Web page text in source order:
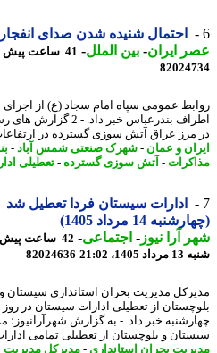
احتمال شنیده شدن صدای انفجار
ایران- بین الملل-41 ساعت پیش - سه شنبه 13 مرداد 1405، 21:25
عمومی سپاه امام سجاد (ع) از اجرای
اطراف بندرعباس خبر داد. -
عراق آتش سوزی گسترده در ارتفاعات ...
و عمان-شهرک صنعتی شمس آباد-
- آتش سوزی گسترده- تعطیلی ادارات
ادارات سیستان فردا تعطیل شد
14 مرداد 1405)
آرا نیوز-اجتماعی-
42 ساعت پیش -
21:02
82024636
مدیریت بحران استانداری سیستان و
از تعطیلی ادارات سیستان در روز
خبر داد. - به گزارش شهرآرانیوز؛
و بلوچستان از تعطیلی تمامی ادارات،
بحران استانداری- مدیرکل مدیریت